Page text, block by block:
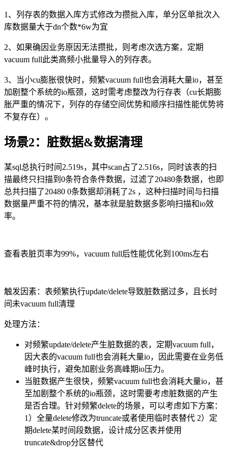
1、列存表的数据入库方式修改为攒批入库，单分区单批次入
库数据量大于dn个数*6w为宜
2、如果确因业务原因无法攒批，则考虑次选方案，定期
vacuum full此类高频小批量导入的列存表。
3、当小cu膨胀很快时，频繁vacuum full也会消耗大量io，甚至
加剧整个系统的io瓶颈，这时需考虑整改为行存表（cu长期膨
胀严重的情况下，列存的存储空间优势和顺序扫描性能优势将
不复存在）。
场景2：脏数据&数据清理
某sql总执行时间 2.519s，其中scan占了2.516s，同时该表的扫
描最终只扫描到 0条符合条件数据，过滤了20480条数据，也即
总共扫描了20480 0条数据却消耗了2s ，这种扫描时间与扫描
数据量严重不符的情况，基本就是脏数据多影响扫描和io效
率。
查看表脏页率为99%， vacuum full后性能优化到 100ms左右
触发因素：表频繁执行update/delete导致脏数据过多，且长时
间未vacuum full清理
处理方法：
对频繁update/delete产生脏数据的表，定期vacuum full，
因大表的vacuum full也会消耗大量io，因此需要在业务低
峰时执行，避免加剧业务高峰期io压力。
当脏数据产生很快，频繁vacuum full也会消耗大量io，甚
至加剧整个系统的io瓶颈，这时需要考虑脏数据的产生
是否合理。针对频繁delete的场景，可以考虑如下方案：
1）全量delete修改为truncate或者使用临时表替代 2）定
期delete某时间段数据，设计成分区表并使用
truncate&drop分区替代